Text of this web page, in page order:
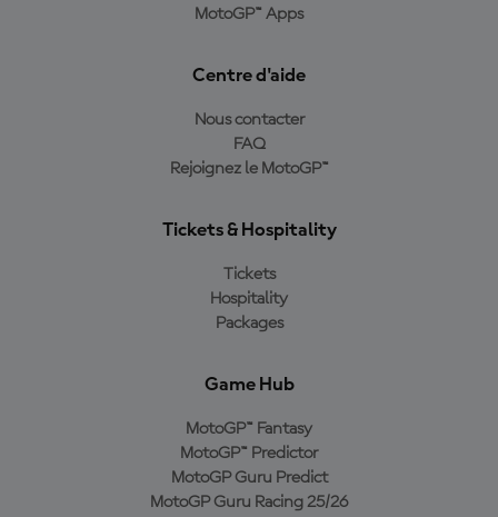
MotoGP™ Apps
Centre d'aide
Nous contacter
FAQ
Rejoignez le MotoGP™
Tickets & Hospitality
Tickets
Hospitality
Packages
Game Hub
MotoGP™ Fantasy
MotoGP™ Predictor
MotoGP Guru Predict
MotoGP Guru Racing 25/26